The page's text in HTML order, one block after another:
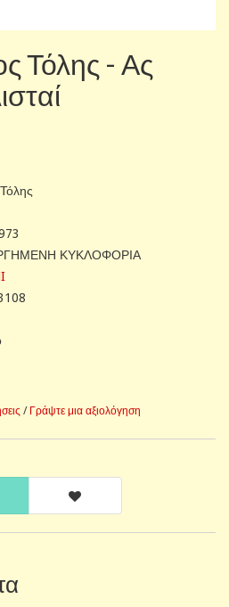
Τόλης - Ας
ΚΥΚΛΟΦΟΡΙΑ
/ Γράψτε μια αξιολόγηση